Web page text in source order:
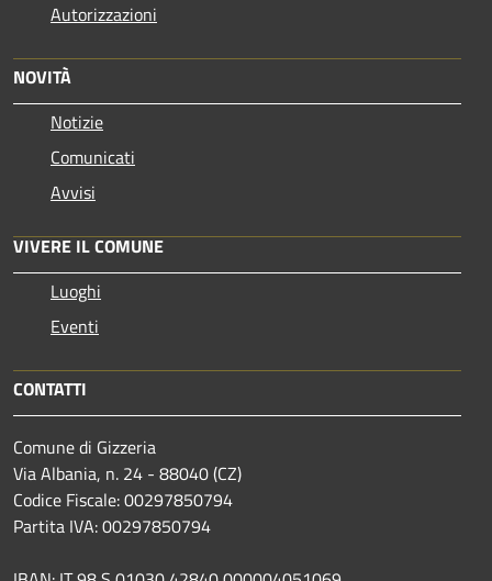
Autorizzazioni
NOVITÀ
Notizie
Comunicati
Avvisi
VIVERE IL COMUNE
Luoghi
Eventi
CONTATTI
Comune di Gizzeria
Via Albania, n. 24 - 88040 (CZ)
Codice Fiscale: 00297850794
Partita IVA: 00297850794